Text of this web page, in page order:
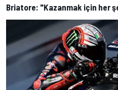
Briatore: "Kazanmak için her